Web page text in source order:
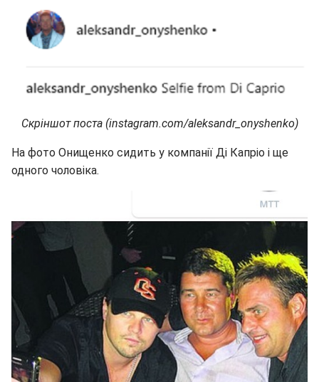
Скріншот поста (instagram.com/aleksandr_onyshenko)
На фото Онищенко сидить у компанії Ді Капріо і ще
одного чоловіка.